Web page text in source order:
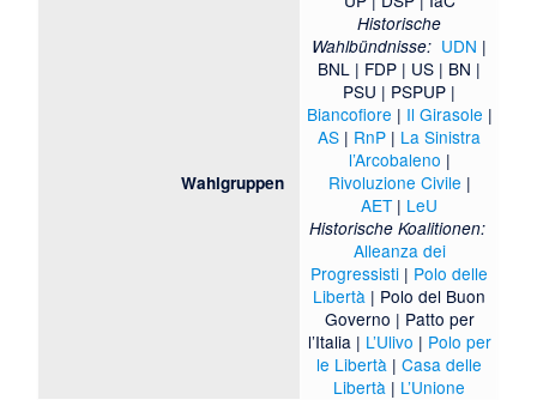
Wahlgruppen
Historische
Wahlbündnisse: UDN |
BNL | FDP | US | BN |
PSU | PSPUP |
Biancofiore | Il Girasole |
AS | RnP | La Sinistra
l’Arcobaleno |
Rivoluzione Civile |
AET| LeU
Historische Koalitionen:
Alleanza dei
Progressisti | Polo delle
Libertà | Polo del Buon
Governo | Patto per
l’Italia | L’Ulivo | Polo per
le Libertà |Casa delle
Libertà | L’Unione